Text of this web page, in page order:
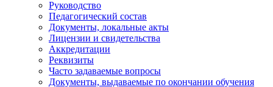
Руководство
Педагогический состав
Документы, локальные акты
Лицензии и свидетельства
Аккредитации
Реквизиты
Часто задаваемые вопросы
Документы, выдаваемые по окончании обучения